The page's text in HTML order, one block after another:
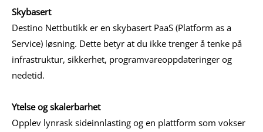
Skybasert
Destino Nettbutikk er en skybasert PaaS (Platform as a
Service) løsning. Dette betyr at du ikke trenger å tenke på
infrastruktur, sikkerhet, programvareoppdateringer og
nedetid.
Ytelse og skalerbarhet
Opplev lynrask sideinnlasting og en plattform som vokser